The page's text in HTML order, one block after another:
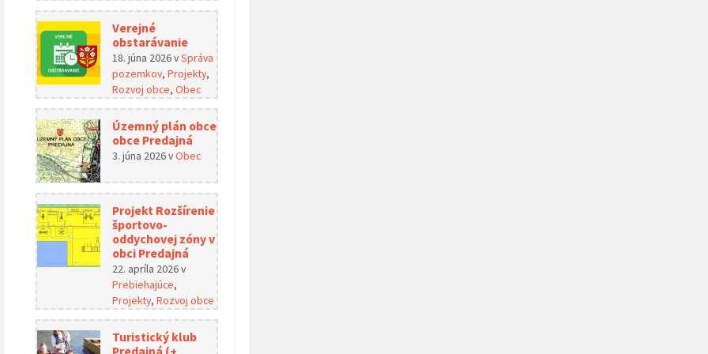
Verejné
obstarávanie
18. júna 2026vSpráva
pozemkov, Projekty,
Rozvoj obce, Obec
Územný plán obce
obce Predajná
3. júna 2026vObec
Projekt Rozšírenie
športovo-
oddychovej zóny v
obci Predajná
22. apríla 2026v
Prebiehajúce,
Projekty, Rozvoj obce
Turistický klub